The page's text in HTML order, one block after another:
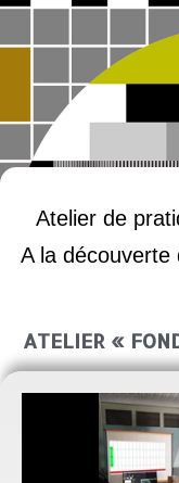
Atelier de
A la découverte
ATELIER «